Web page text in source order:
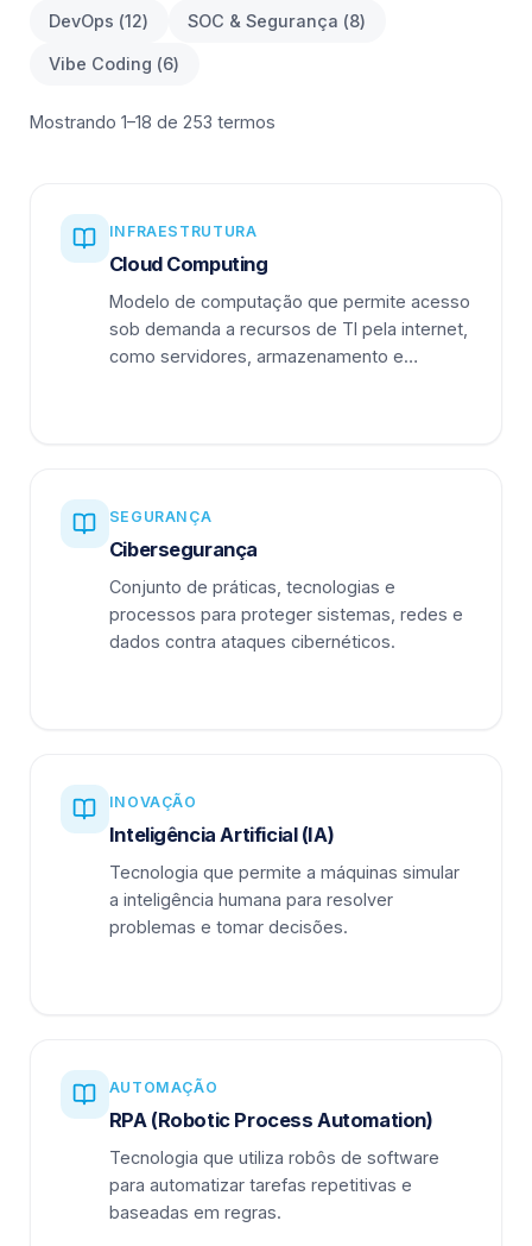
DevOps (12) SOC & Segurança (8)
Vibe Coding (6)
Mostrando 1–18 de 253 termos
INFRAESTRUTURA
Cloud Computing
Modelo de computação que permite acesso
sob demanda a recursos de TI pela internet,
como servidores, armazenamento e
SEGURANÇA
Cibersegurança
Conjunto de práticas, tecnologias e
processos para proteger sistemas, redes e
dados contra ataques cibernéticos.
INOVAÇÃO
Inteligência Artificial (IA)
Tecnologia que permite a máquinas simular
a inteligência humana para resolver
problemas e tomar decisões.
AUTOMAÇÃO
RPA (Robotic Process Automation)
Tecnologia que utiliza robôs de software
para automatizar tarefas repetitivas e
baseadas em regras.